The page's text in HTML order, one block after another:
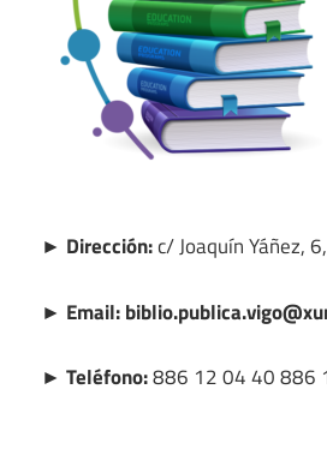
► Dirección:c/ Joaquín Yáñez,
► Email:
► Teléfono:886 12 04 40 886